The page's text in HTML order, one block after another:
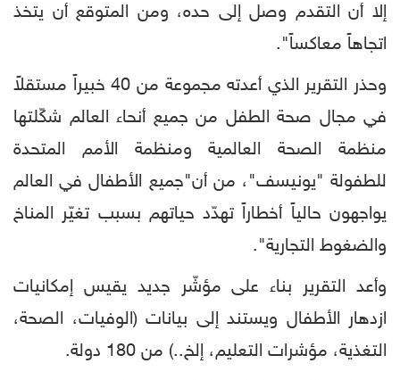
إلا أن التقدم وصل إلى حده، ومن المتوقع أن يتخذ
اتجاهاً معاكساً".
وحذر التقرير الذي أعدته مجموعة من 40 خبيراً مستقلاً
في مجال صحة الطفل من جميع أنحاء العالم شكّلتها
منظمة الصحة العالمية ومنظمة الأمم المتحدة
للطفولة "يونيسف"، من أن"جميع الأطفال في العالم
يواجهون حالياً أخطاراً تهدّد حياتهم بسبب تغيّر المناخ
والضغوط التجارية".
وأعد التقرير بناء على مؤشّر جديد يقيس إمكانيات
ازدهار الأطفال ويستند إلى بيانات (الوفيات، الصحة،
التغذية، مؤشرات التعليم، إلخ..) من 180 دولة.